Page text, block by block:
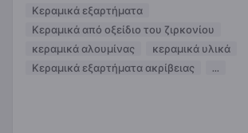
Κεραμικά εξαρτήματα
Κεραμικά από οξείδιο του ζιρκονίου
κεραμικά αλουμίνας
κεραμικά υλικά
Κεραμικά εξαρτήματα ακρίβειας
...